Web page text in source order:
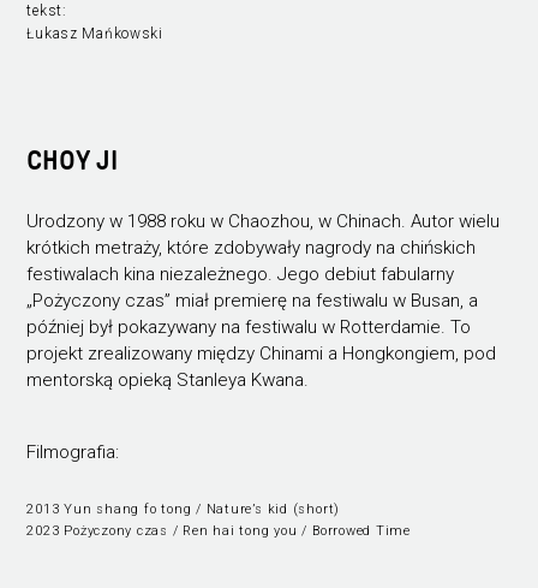
tekst:
Łukasz Mańkowski
CHOY JI
Urodzony w 1988 roku w Chaozhou, w Chinach. Autor wielu
krótkich metraży, które zdobywały nagrody na chińskich
festiwalach kina niezależnego. Jego debiut fabularny
„Pożyczony czas” miał premierę na festiwalu w Busan, a
później był pokazywany na festiwalu w Rotterdamie. To
projekt zrealizowany między Chinami a Hongkongiem, pod
mentorską opieką Stanleya Kwana.
Filmografia:
2013 Yun shang fo tong / Nature’s kid (short)
2023 Pożyczony czas / Ren hai tong you / Borrowed Time